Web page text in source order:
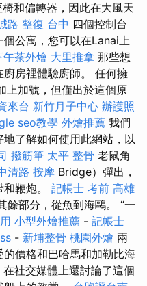
和偏轉器，因此在大風天
路 整復 台中 四個控制台
公寓，您可以在Lanai上
午茶外燴 大里推拿 那些想
房裡體驗廚師。 任何擁
上加號，但僅出於這個原
來台 新竹月子中心 辦護照
seo教學 外燴推薦 我們
了解如何使用此網站，以
撥筋筆 太平 整骨 老鼠角
清路 按摩 Bridge）彈出，
鞭炮。 記帳士 考前 高雄
餘部分，從魚到海鷗。 “一
小型外燴推薦 - 記帳士
- 新埔整骨 桃園外燴 兩
的價格和巴哈馬和加勒比海
在社交媒體上還討論了這個